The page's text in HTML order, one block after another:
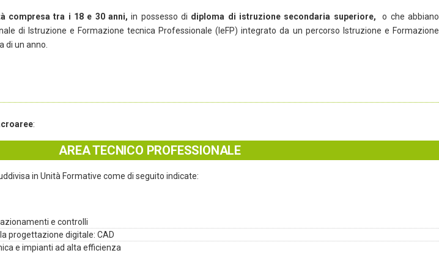
compresa tra i 18 e 30 anni, in possesso di diploma di istruzione secondaria superiore, o che abbiano
di Istruzione e Formazione tecnica Professionale (IeFP) integrato da un percorso Istruzione e Formazione
di un anno.
:
AREA TECNICO PROFESSIONALE
in Unità Formative come di seguito indicate:
e controlli
progettazione digitale: CAD
e impianti ad alta efficienza